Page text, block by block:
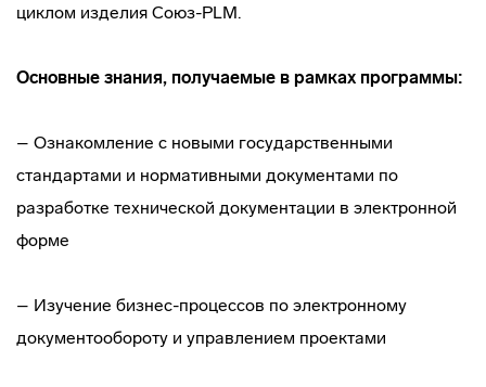
циклом изделия Союз-PLM.
Основные знания, получаемые в рамках программы:
– Ознакомление с новыми государственными
стандартами и нормативными документами по
разработке технической документации в электронной
форме
– Изучение бизнес-процессов по электронному
документообороту и управлением проектами